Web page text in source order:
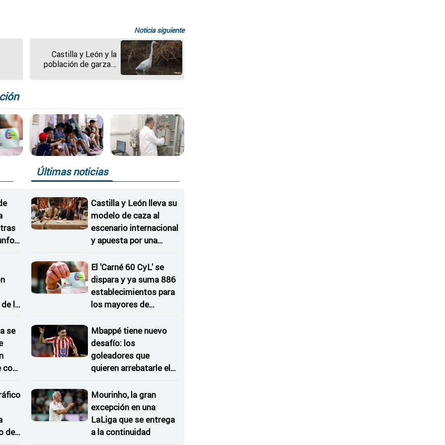
Noticia siguiente
Castilla y León y la
población de garzas:
la
se
con
de
Últimas noticias
Castilla y León lleva su
modelo de caza al
escenario internacional
y apuesta por una
trabas
El 'Carné 60 CyL' se
dispara y ya suma 886
establecimientos para
los mayores de
Mbappé tiene nuevo
desafío: los
goleadores que
quieren arrebatarle el
Mourinho, la gran
excepción en una
LaLiga que se entrega
a la continuidad